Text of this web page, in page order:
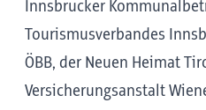
Innsbrucker
Tourismusverbandes
ÖBB, der Neuen Heimat
Versicherungsanstalt